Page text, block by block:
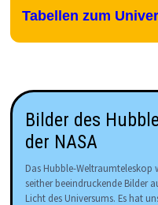
Tabellen zum
Bilder des
der NASA
Das Hubble-Weltraumteleskop
seither beeindruckende Bilder
Licht des Universums. Es hat